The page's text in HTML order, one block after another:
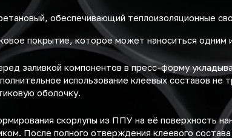
обеспечивающий теплоизоляционные
покрытие, которое может наноситься одним
заливкой компонентов в пресс-форму
использование клеевых составов
оболочку.
скорлупы из ППУ на её поверхность
После полного отверждения клеевого